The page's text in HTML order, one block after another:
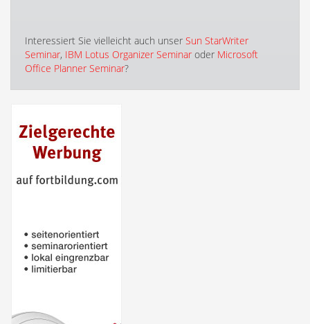
Interessiert Sie vielleicht auch unser Sun StarWriter
Seminar, IBM Lotus Organizer Seminar oder Microsoft
Office Planner Seminar?